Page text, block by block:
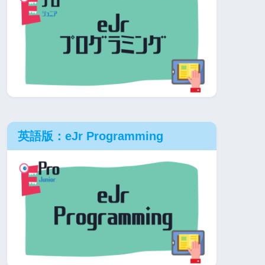
英語版：eJr Programming